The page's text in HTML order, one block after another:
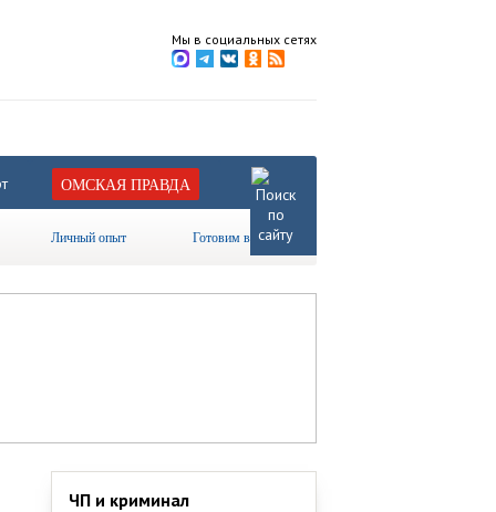
Мы в социальных сетях
ОМСКАЯ ПРАВДА
Личный опыт Готовим вместе
ЧП и криминал